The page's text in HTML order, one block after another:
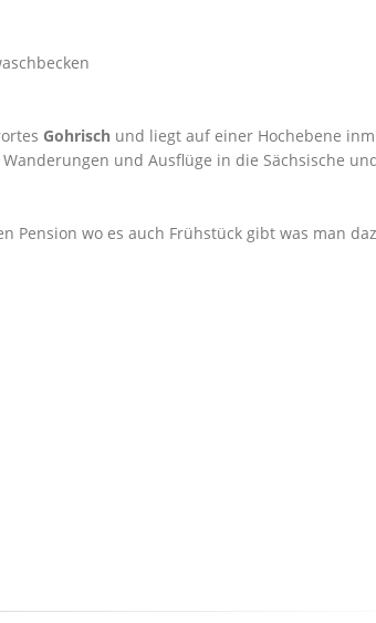
Gohrisch und liegt auf einer Hochebene
und Ausflüge in die Sächsische
wo es auch Frühstück gibt was man